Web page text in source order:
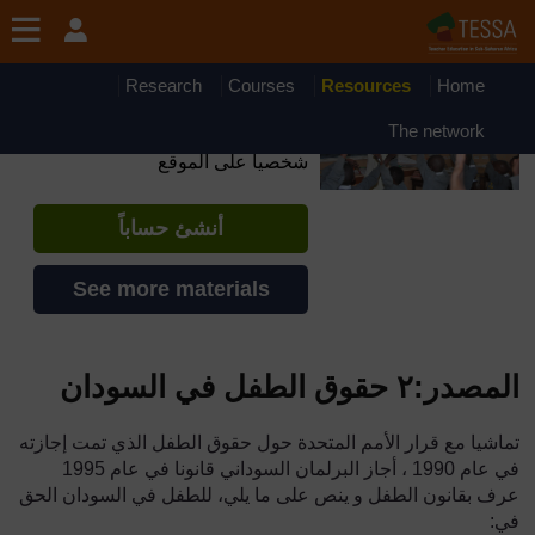
تجاوز إلى المحتوى الرئيسي
OpenLearn Create will be unavailable on Wednesday 12
August 2026 from 8am to 10.30am (GMT) due to routine
Home
Resources
Courses
Research
The network
شخصياً على الموقع
أنشئ حساباً
See more materials
المصدر:٢ حقوق الطفل في السودان
تماشيا مع قرار الأمم المتحدة حول حقوق الطفل الذي تمت إجازته
في عام 1990 ، أجاز البرلمان السوداني قانونا في عام 1995
عرف بقانون الطفل و ينص على ما يلي، للطفل في السودان الحق
في: